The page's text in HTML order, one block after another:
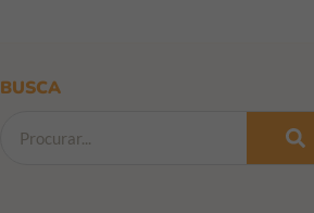
BUSCA